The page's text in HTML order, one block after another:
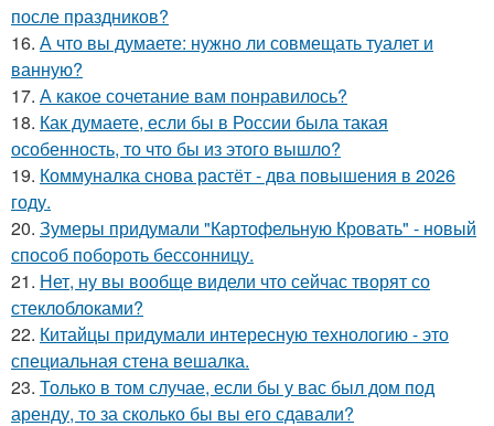
после праздников?
16. А что вы думаете: нужно ли совмещать туалет и
ванную?
17. А какое сочетание вам понравилось?
18. Как думаете, если бы в России была такая
особенность, то что бы из этого вышло?
19. Коммуналка снова растёт - два повышения в 2026
году.
20. Зумеры придумали "Картофельную Кровать" - новый
способ побороть бессонницу.
21. Нет, ну вы вообще видели что сейчас творят со
стеклоблоками?
22. Китайцы придумали интересную технологию - это
специальная стена вешалка.
23. Только в том случае, если бы у вас был дом под
аренду, то за сколько бы вы его сдавали?